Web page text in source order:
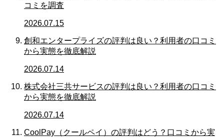
コミを調査
2026.07.15
創和エンタープライズの評判は良い？利用者の口コミ
から実態を徹底解説
2026.07.14
株式会社三共サービスの評判は良い？利用者の口コミ
から実態を徹底解説
2026.07.14
CoolPay（クールペイ）の評判はどう？口コミから実